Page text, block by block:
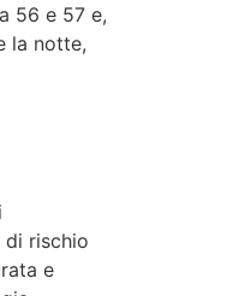
56 e 57 e,
la notte,
di rischio
e